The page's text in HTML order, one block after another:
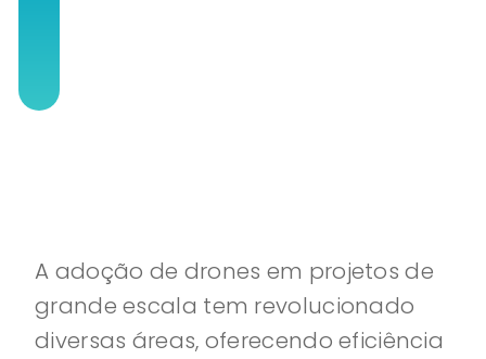
A adoção de drones em projetos de
grande escala tem revolucionado
diversas áreas, oferecendo eficiência